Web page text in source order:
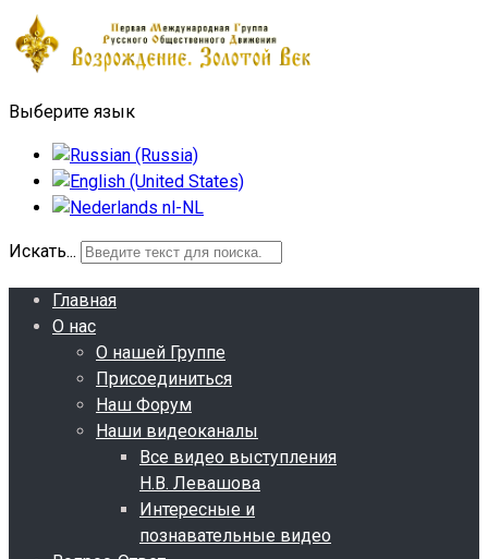
Выберите язык
Искать...
Главная
О нас
О нашей Группе
Присоединиться
Наш Форум
Наши видеоканалы
Все видео выступления
Н.В. Левашова
Интересные и
познавательные видео